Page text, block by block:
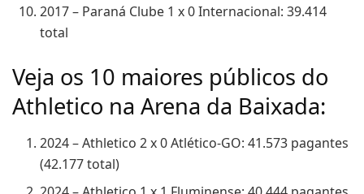
2017 – Paraná Clube 1 x 0 Internacional: 39.414
total
Veja os 10 maiores públicos do
Athletico na Arena da Baixada:
2024 – Athletico 2 x 0 Atlético-GO: 41.573 pagantes
(42.177 total)